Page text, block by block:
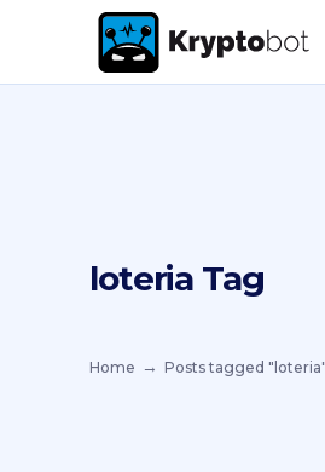
loteria Tag
Home Posts tagged "loteria"